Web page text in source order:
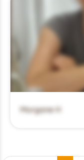
Morgane H